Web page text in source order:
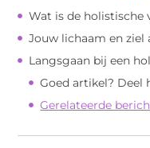
Wat is de holistische
Jouw lichaam en ziel
Langsgaan bij een
Goed artikel? Deel
Gerelateerde